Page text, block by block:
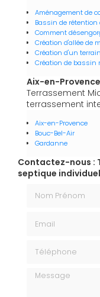
Aménagement de
Bassin de
Comment
Création d'allée de
Création d'un
Création de bassin
Aix-en-Provence
Terrassement
terrassement
Aix-en-Provence
Bouc-Bel-Air
Gardanne
Contactez-nous :
septique
Message